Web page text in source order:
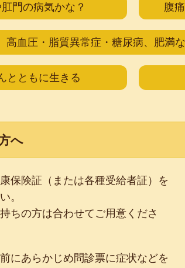
門の病気かな？ 腹
高血圧・脂質異常症・糖尿病、肥満
とともに生きる
へ
保険証（または各種受給者証）を
。
ちの方は合わせてご用意くださ
にあらかじめ問診票に症状などを